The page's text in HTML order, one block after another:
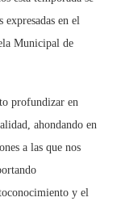
expresadas en el
Municipal de
profundizar en
ahondando en
a las que nos
y el